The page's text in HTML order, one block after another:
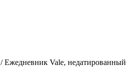
/ Ежедневник Vale,